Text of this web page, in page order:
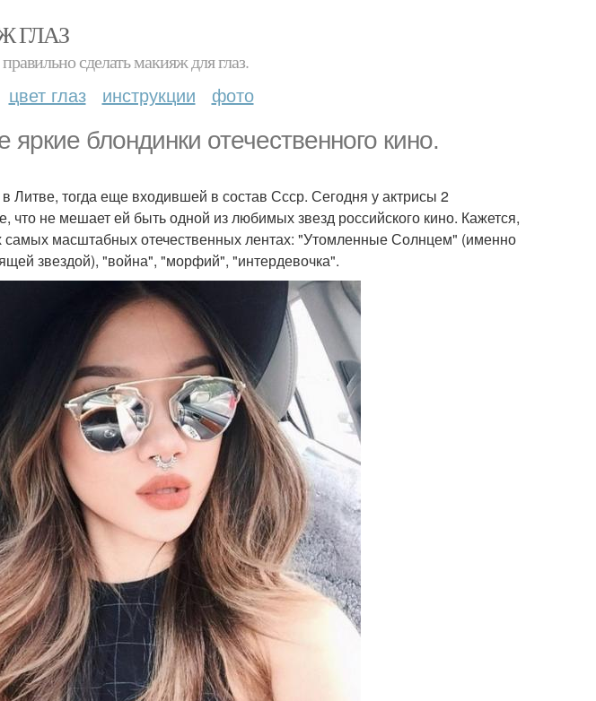
ГЛАЗ
сделать макияж для глаз.
цвет глаз инструкции фото
блондинки отечественного кино.
Литве, тогда еще входившей в состав Ссср. Сегодня у актрисы 2
что не мешает ей быть одной из любимых звезд российского кино. Кажется,
самых масштабных отечественных лентах: "Утомленные Солнцем" (именно
звездой), "война", "морфий", "интердевочка".